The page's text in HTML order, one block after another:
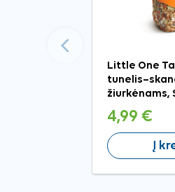
Little One
žiurkėnams,
4,99 €
Į